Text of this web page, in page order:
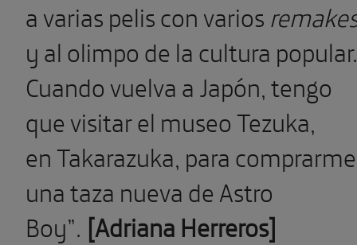
a varias pelis con varios
y al olimpo de la cultura popular.
Cuando vuelva a Japón, tengo
que visitar el museo Tezuka,
en Takarazuka, para comprarme
una taza nueva de Astro
Boy”. [Adriana Herreros]